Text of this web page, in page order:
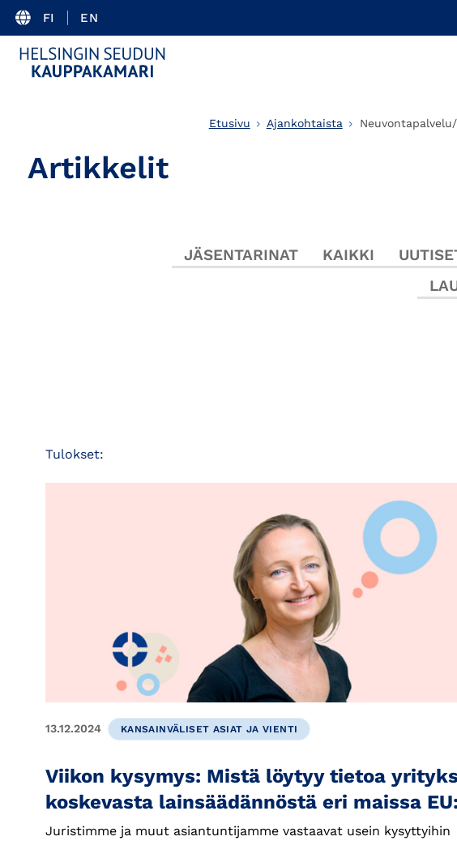
FI EN
Etusivu Ajankohtaista
Artikkelit
JÄSENTARINAT KAIKKI
Tulokset:
13.12.2024 KANSAINVÄLISET ASIAT JA VIENTI
Viikon kysymys: Mistä löytyy tietoa
koskevasta lainsäädännöstä eri maissa
Juristimme ja muut asiantuntijamme vastaavat usein kysyttyihin